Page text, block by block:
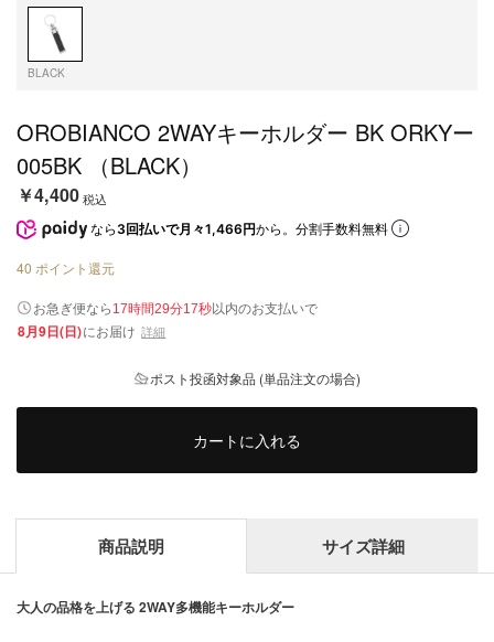
BLACK
OROBIANCO 2WAYキーホルダー BK ORKYー
005BK （BLACK）
￥4,400税込
なら 3回払いで月々1,466円から。分割手数料無料
40 ポイント還元
お急ぎ便なら 17時間29分16秒以内のお支払いで
8月9日(日)にお届け 詳細
ポスト投函対象品 (単品注文の場合)
カートに入れる
商品説明 サイズ詳細
大人の品格を上げる 2WAY多機能キーホルダー